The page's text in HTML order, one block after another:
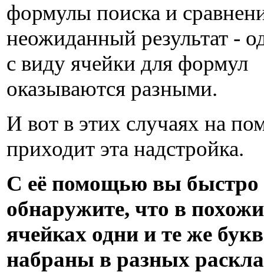
формулы поиска и
неожиданный результат -
с виду ячейки для формул
оказываются разными.
И вот в этих случаях на
приходит эта надстройка.
С её помощью вы быстро
обнаружите, что в
ячейках одни и те же
набраны в разных